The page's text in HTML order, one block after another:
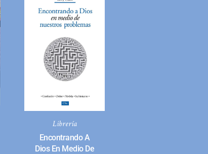
Librería
Encontrando A
Dios En Medio De